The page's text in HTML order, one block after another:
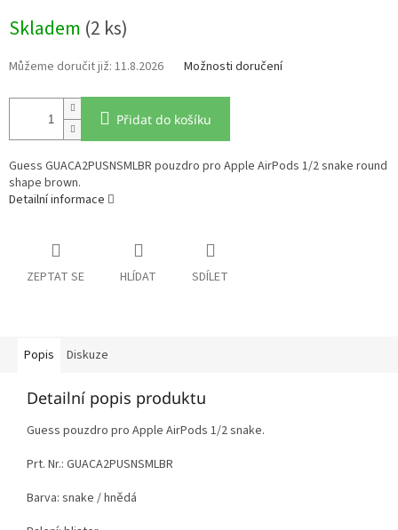
cena:
Skladem (2 ks)
11.8.2026 Možnosti doručení
Přidat do košíku
Guess GUACA2PUSNSMLBR pouzdro pro Apple AirPods 1/2 snake round
shape brown.
Detailní informace
ZEPTAT SE HLÍDAT SDÍLET
Popis Diskuze
Detailní popis produktu
Guess pouzdro pro Apple AirPods 1/2 snake.
Prt. Nr.: GUACA2PUSNSMLBR
Barva: snake / hnědá